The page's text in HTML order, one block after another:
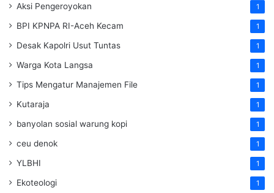
Aksi Pengeroyokan 1
BPI KPNPA RI-Aceh Kecam 1
Desak Kapolri Usut Tuntas 1
Warga Kota Langsa 1
Tips Mengatur Manajemen File 1
Kutaraja 1
banyolan sosial warung kopi 1
ceu denok 1
YLBHI 1
Ekoteologi 1